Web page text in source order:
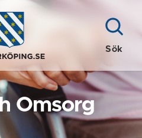
Sök
Omsorg